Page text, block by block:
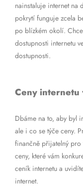
nainstaluje internet
pokrytí funguje zcela
po blízkém okolí.
dostupnosti internetu
dostupnosti.
Ceny internetu
Dbáme na to, aby byl
ale i co se týče ceny.
finančně přijatelný pro
ceny, které vám
ceník internetu a
internet.